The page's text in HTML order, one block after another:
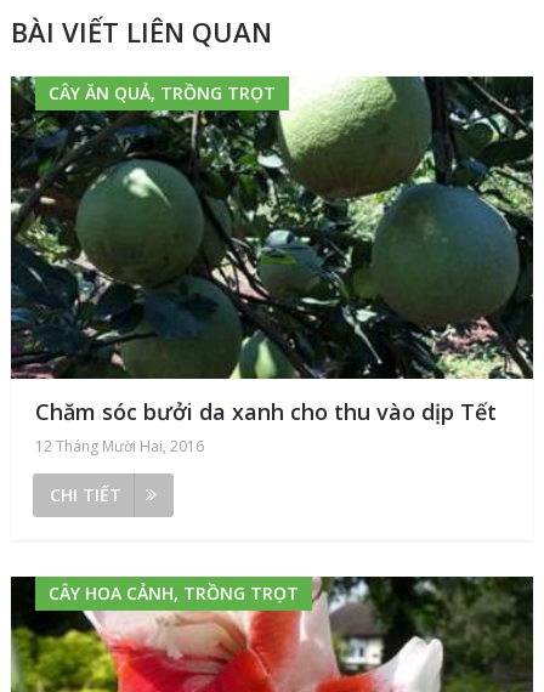
BÀI VIẾT LIÊN QUAN
CÂY ĂN QUẢ, TRỒNG TRỌT
Chăm sóc bưởi da xanh cho thu vào dịp Tết
12 Tháng Mười Hai, 2016
CHI TIẾT
CÂY HOA CẢNH, TRỒNG TRỌT